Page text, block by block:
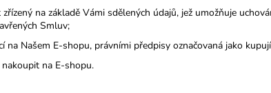
na základě Vámi sdělených údajů, jež umožňuje
Smluv;
Našem E-shopu, právními předpisy označovaná jako
na E-shopu.